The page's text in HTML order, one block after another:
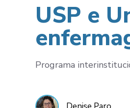
USP e
Programa